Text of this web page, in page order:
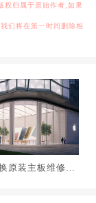
权归属于原始作者,如果
们将在第一时间删除相
原装主板维修中